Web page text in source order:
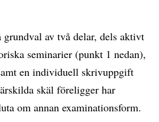
grundval av två delar, dels aktivt
seminarier (punkt 1 nedan),
en individuell skrivuppgift
skäl föreligger har
om annan examinationsform.